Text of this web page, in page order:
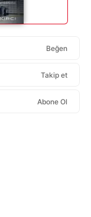
Beğen
Takip et
Abone Ol